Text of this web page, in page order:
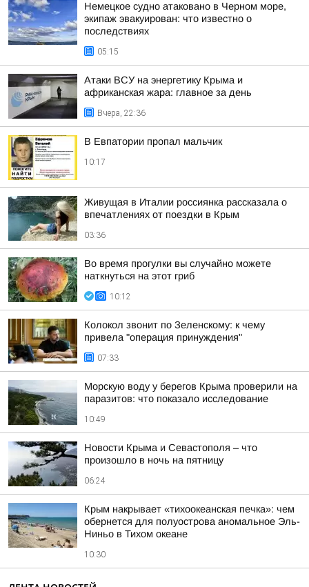
Немецкое судно атаковано в Черном море,
экипаж эвакуирован: что известно о
последствиях
05:15
Атаки ВСУ на энергетику Крыма и
африканская жара: главное за день
Вчера, 22:36
В Евпатории пропал мальчик
10:17
Живущая в Италии россиянка рассказала о
впечатлениях от поездки в Крым
03:36
Во время прогулки вы случайно можете
наткнуться на этот гриб
10:12
Колокол звонит по Зеленскому: к чему
привела "операция принуждения"
07:33
Морскую воду у берегов Крыма проверили на
паразитов: что показало исследование
10:49
Новости Крыма и Севастополя – что
произошло в ночь на пятницу
06:24
Крым накрывает «тихоокеанская печка»: чем
обернется для полуострова аномальное Эль-
Ниньо в Тихом океане
10:30